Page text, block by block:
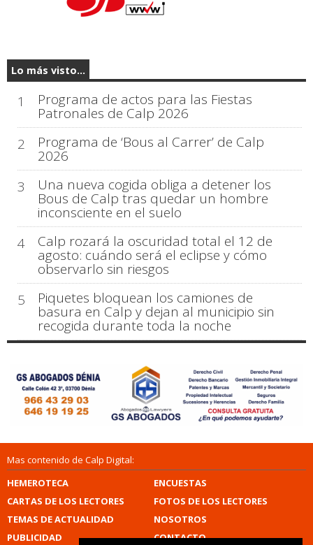
Lo más visto...
1 Programa de actos para las Fiestas
Patronales de Calp 2026
2
Programa de ‘Bous al Carrer’ de Calp
2026
3
Una nueva cogida obliga a detener los
Bous de Calp tras quedar un hombre
inconsciente en el suelo
4
Calp rozará la oscuridad total el 12 de
agosto: cuándo será el eclipse y cómo
observarlo sin riesgos
5
Piquetes bloquean los camiones de
basura en Calp y dejan al municipio sin
recogida durante toda la noche
Mas contenido de Calp Digital:
HEMEROTECA
ENCUESTAS
CARTAS DE LOS LECTORES
FOTOS DE LOS LECTORES
TEMAS DE ACTUALIDAD
NOSOTROS
PUBLICIDAD
CONTACTO